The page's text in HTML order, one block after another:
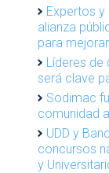
Expertos
alianza
para
Líderes de
será clave
Sodimac
comunidad
UDD y
concursos
y